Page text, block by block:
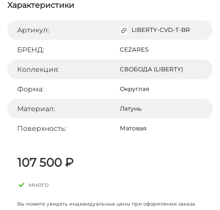
Характеристики
Артикул: LIBERTY-CVD-T-BR
БРЕНД: CEZARES
Коллекция: СВОБОДА (LIBERTY)
Форма: Округлая
Материал: Латунь
Поверхность: Матовая
107 500 ₽
много
Вы можете увидеть индивидуальные цены при оформлении заказа